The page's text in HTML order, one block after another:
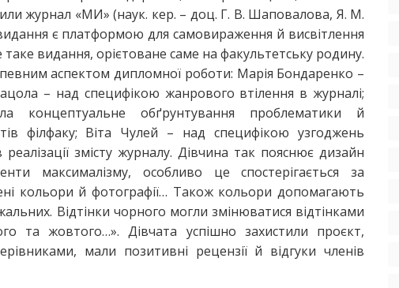
журнал «МИ» (наук. кер. – доц. Г. В. Шаповалова, Я. М.
є платформою для самовираження й висвітлення
видання, орієтоване саме на факультетську родину.
аспектом дипломної роботи: Марія Бондаренко –
– над специфікою жанрового втілення в журналі;
концептуальне обґрунтування проблематики й
філфаку; Віта Чулей – над специфікою узгоджень
реалізації змісту журналу. Дівчина так пояснює дизайн
максималізму, особливо це спостерігається за
кольори й фотографії… Також кольори допомагають
Відтінки чорного могли змінюватися відтінками
та жовтого…». Дівчата успішно захистили проєкт,
мали позитивні рецензії й відгуки членів